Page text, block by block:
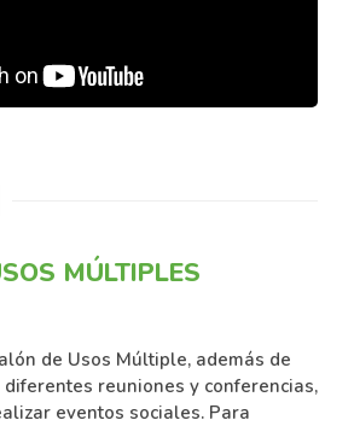
MÚLTIPLES
de Usos Múltiple, además de
reuniones y conferencias,
eventos sociales. Para